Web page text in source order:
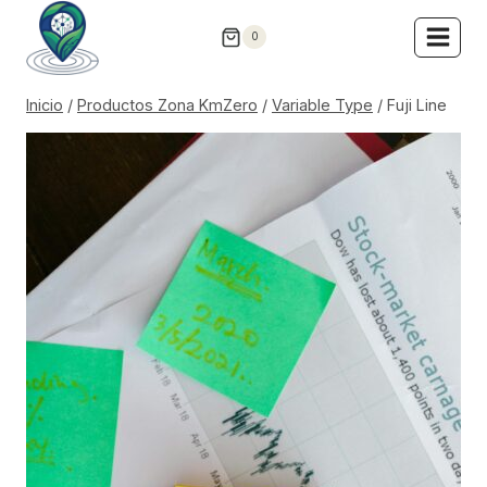
Saltar
contenido
0
Inicio / Productos Zona KmZero / Variable Type / Fuji Line